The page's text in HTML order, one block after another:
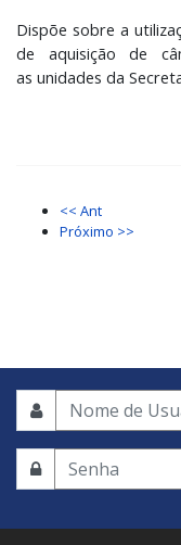
Dispõe sobre a
de aquisição de
as unidades da
<< Ant
Próximo >>